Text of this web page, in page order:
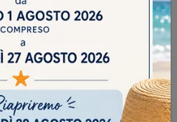
CATALOGHI
INVIA